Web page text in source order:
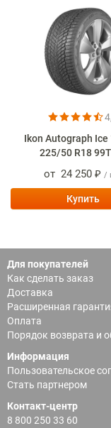
Ikon Autograph Ice
225/50 R18
от 24 250 ₽ /
Купить
Для покупателей
Как сделать заказ
Доставка
Расширенная
Оплата
Порядок возврата и
Информация
Пользовательское
Стать партнером
Контакт-центр
8 800 250 33 60